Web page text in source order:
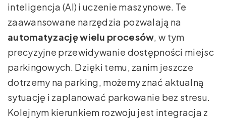
inteligencja (AI) i uczenie maszynowe. Te
zaawansowane narzędzia pozwalają na
automatyzację wielu procesów, w tym
precyzyjne przewidywanie dostępności miejsc
parkingowych. Dzięki temu, zanim jeszcze
dotrzemy na parking, możemy znać aktualną
sytuację i zaplanować parkowanie bez stresu.
Kolejnym kierunkiem rozwoju jest integracja z